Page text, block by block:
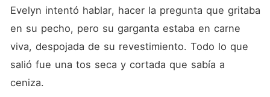
se comerá viva a una
divorciada de treinta años
sin currículum". Lo que él
trofeo y silenciosa fue solo
un papel que interpreté
durante tres años. En
Evelyn intentó hablar, hacer la pregunta que gritaba
en su pecho, pero su garganta estaba en carne
viva, despojada de su revestimiento. Todo lo que
salió fue una tos seca y cortada que sabía a
ceniza.